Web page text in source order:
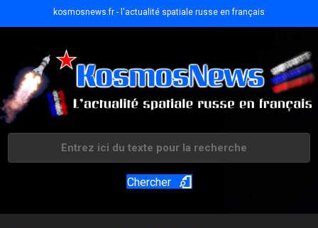
kosmosnews.fr - l'actualité spatiale russe en français
Chercher